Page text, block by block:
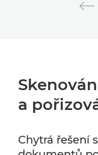
a
Chytrá řešení